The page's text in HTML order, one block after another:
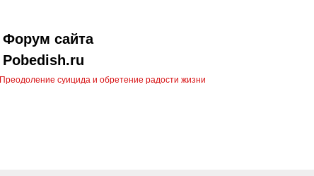
Форум сайта
Pobedish.ru
Преодоление суицида и обретение радости жизни